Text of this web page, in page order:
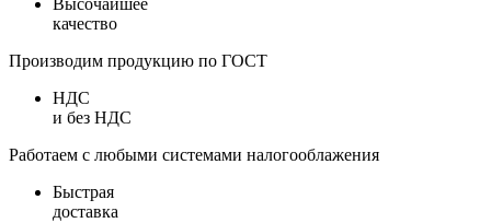
Высочайшее
качество
Производим продукцию по ГОСТ
НДС
и без НДС
Работаем с любыми системами налогооблажения
Быстрая
доставка